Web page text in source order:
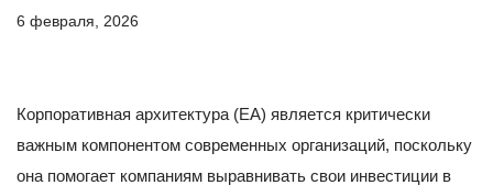
6 февраля, 2026
Корпоративная архитектура (EA) является критически
важным компонентом современных организаций, поскольку
она помогает компаниям выравнивать свои инвестиции в